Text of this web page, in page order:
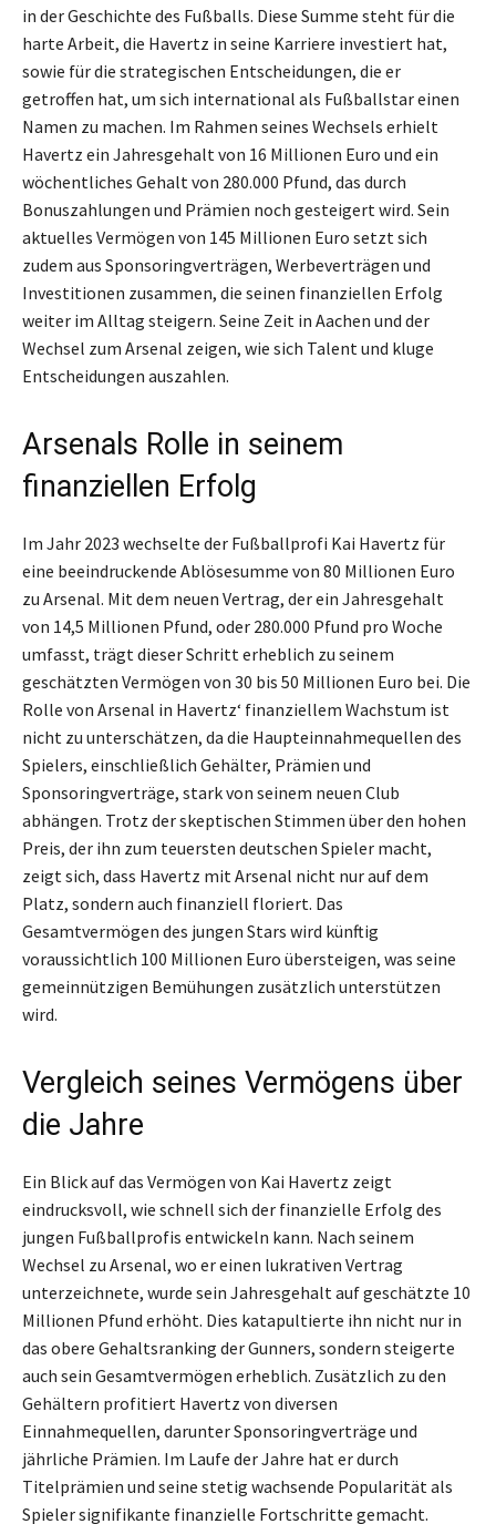
in der Geschichte des Fußballs. Diese Summe steht für die
harte Arbeit, die Havertz in seine Karriere investiert hat,
sowie für die strategischen Entscheidungen, die er
getroffen hat, um sich international als Fußballstar einen
Namen zu machen. Im Rahmen seines Wechsels erhielt
Havertz ein Jahresgehalt von 16 Millionen Euro und ein
wöchentliches Gehalt von 280.000 Pfund, das durch
Bonuszahlungen und Prämien noch gesteigert wird. Sein
aktuelles Vermögen von 145 Millionen Euro setzt sich
zudem aus Sponsoringverträgen, Werbeverträgen und
Investitionen zusammen, die seinen finanziellen Erfolg
weiter im Alltag steigern. Seine Zeit in Aachen und der
Wechsel zum Arsenal zeigen, wie sich Talent und kluge
Entscheidungen auszahlen.
Arsenals Rolle in seinem
finanziellen Erfolg
Im Jahr 2023 wechselte der Fußballprofi Kai Havertz für
eine beeindruckende Ablösesumme von 80 Millionen Euro
zu Arsenal. Mit dem neuen Vertrag, der ein Jahresgehalt
von 14,5 Millionen Pfund, oder 280.000 Pfund pro Woche
umfasst, trägt dieser Schritt erheblich zu seinem
geschätzten Vermögen von 30 bis 50 Millionen Euro bei. Die
Rolle von Arsenal in Havertz‘ finanziellem Wachstum ist
nicht zu unterschätzen, da die Haupteinnahmequellen des
Spielers, einschließlich Gehälter, Prämien und
Sponsoringverträge, stark von seinem neuen Club
abhängen. Trotz der skeptischen Stimmen über den hohen
Preis, der ihn zum teuersten deutschen Spieler macht,
zeigt sich, dass Havertz mit Arsenal nicht nur auf dem
Platz, sondern auch finanziell floriert. Das
Gesamtvermögen des jungen Stars wird künftig
voraussichtlich 100 Millionen Euro übersteigen, was seine
gemeinnützigen Bemühungen zusätzlich unterstützen
wird.
Vergleich seines Vermögens über
die Jahre
Ein Blick auf das Vermögen von Kai Havertz zeigt
eindrucksvoll, wie schnell sich der finanzielle Erfolg des
jungen Fußballprofis entwickeln kann. Nach seinem
Wechsel zu Arsenal, wo er einen lukrativen Vertrag
unterzeichnete, wurde sein Jahresgehalt auf geschätzte 10
Millionen Pfund erhöht. Dies katapultierte ihn nicht nur in
das obere Gehaltsranking der Gunners, sondern steigerte
auch sein Gesamtvermögen erheblich. Zusätzlich zu den
Gehältern profitiert Havertz von diversen
Einnahmequellen, darunter Sponsoringverträge und
jährliche Prämien. Im Laufe der Jahre hat er durch
Titelprämien und seine stetig wachsende Popularität als
Spieler signifikante finanzielle Fortschritte gemacht.